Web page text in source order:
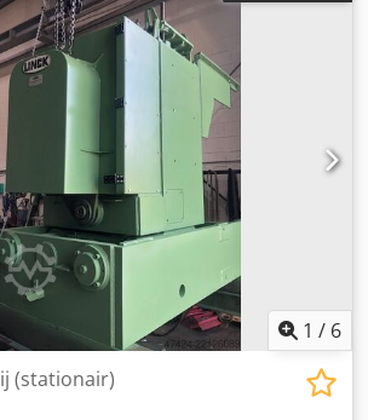
1 / 6
(stationair)